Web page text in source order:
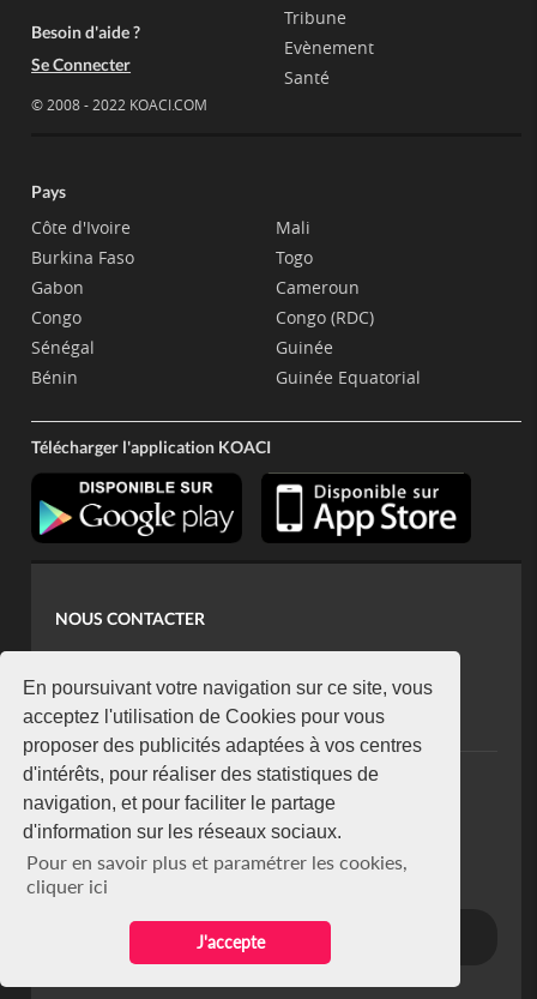
En poursuivant votre navigation sur ce site, vous
acceptez l'utilisation de Cookies pour vous
proposer des publicités adaptées à vos centres
d'intérêts, pour réaliser des statistiques de
navigation, et pour faciliter le partage
d'information sur les réseaux sociaux.
Pour en savoir plus et paramétrer les cookies,
cliquer ici
J'accepte
Besoin d'aide ?
Se Connecter
© 2008 - 2022 KOACI.COM
Tribune
Evènement
Santé
Pays
Côte d'Ivoire
Burkina Faso
Gabon
Congo
Sénégal
Bénin
Mali
Togo
Cameroun
Congo (RDC)
Guinée
Guinée Equatorial
Télécharger l'application KOACI
NOUS CONTACTER
koaci@yahoo.fr
+225 07 08 85 52 93
NEWSLETTER
Restez connecté via notre newsletter
S'abonner
Se désabonner